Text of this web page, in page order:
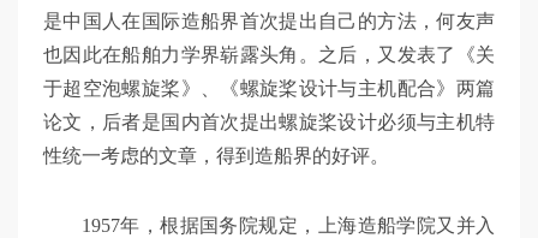
是中国人在国际造船界首次提出自己的方法，何友声
也因此在船舶力学界崭露头角。之后，又发表了《关
于超空泡螺旋桨》、《螺旋桨设计与主机配合》两篇
论文，后者是国内首次提出螺旋桨设计必须与主机特
性统一考虑的文章，得到造船界的好评。
1957年，根据国务院规定，上海造船学院又并入